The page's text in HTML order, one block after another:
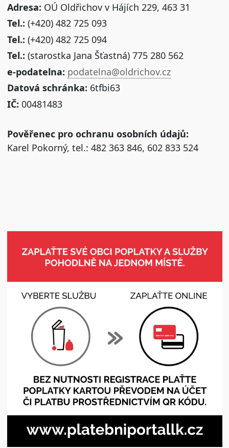
Adresa: OÚ Oldřichov v Hájích 229, 463 31
Tel.: (+420) 482 725 093
Tel.: (+420) 482 725 094
Tel.: (starostka Jana Šťastná) 775 280 562
e-podatelna: podatelna@oldrichov.cz
Datová schránka: 6tfbi63
IČ: 00481483
Pověřenec pro ochranu osobních údajů:
Karel Pokorný, tel.: 482 363 846, 602 833 524